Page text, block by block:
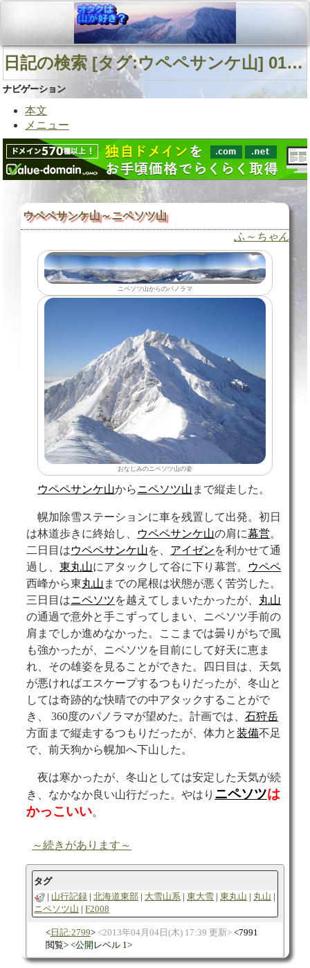
日記の検索 [タグ:ウペペサンケ山] 01～03(03件中)
ナビゲーション
本文
メニュー
ウペペサンケ山～ニペソツ山
ふ～ちゃん
ニペソツ山からのパノラマ
おなじみのニペソツ山の姿
ウペペサンケ山からニペソツ山 まで縦走した。
幌加除雪ステーションに車を残置して出発。初日
は林道歩きに終始し、
ウペペサンケ山の肩に幕営。
二日目はウペペサンケ山を、 アイゼンを利かせて通
過し、東丸山にアタックして谷に下り幕営。
ウペペ
西峰から東丸山 までの尾根は状態が悪く苦労した。
三日目はニペソツを越えてしまいたかったが、 丸山
の通過で意外と手こずってしまい、ニペソツ手前の
肩までしか進めなかった。ここまでは曇りがちで風
も強かったが、ニペソツを目前にして好天に恵ま
れ、その雄姿を見ることができた。四日目は、天気
が悪ければエスケープするつもりだったが、冬山と
しては奇跡的な快晴での中アタックすることがで
き、 360度のパノラマが望めた。計画では、石狩岳
方面まで縦走するつもりだったが、体力と装備不足
で、前天狗から幌加へ下山した。
夜は寒かったが、冬山としては安定した天気が続
き、なかなか良い山行だった。やはり ニペソツは
かっこいい。
～続きがあります～
タグ
山行記録
北海道東部 大雪山系 東大雪 東丸山
丸山
ニペソツ山
F2008
日記:2799 2013年04月04日(木) 17:39 更新
7991
閲覧
公開レベル 1